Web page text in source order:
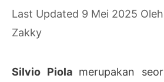
9 Mei 2025 Oleh
Zakky
Silvio Piolamerupakan